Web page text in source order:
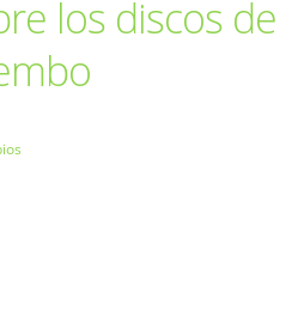
los discos de